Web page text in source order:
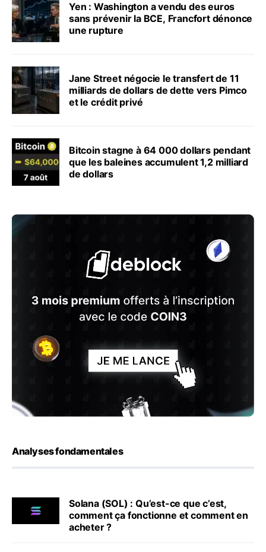
Yen : Washington a vendu des euros
sans prévenir la BCE, Francfort dénonce
une rupture
Jane Street négocie le transfert de 11
milliards de dollars de dette vers Pimco
et le crédit privé
Bitcoin stagne à 64 000 dollars pendant
que les baleines accumulent 1,2 milliard
de dollars
Analyses fondamentales
Solana (SOL) : Qu’est-ce que c’est,
comment ça fonctionne et comment en
acheter ?